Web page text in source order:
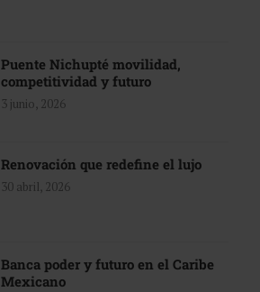
Puente Nichupté movilidad,
competitividad y futuro
3 junio, 2026
Renovación que redefine el lujo
30 abril, 2026
Banca poder y futuro en el Caribe
Mexicano